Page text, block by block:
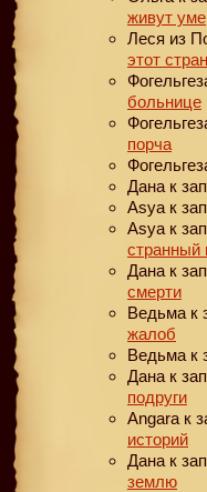
живут
Леся из
этот
больнице
порча
Дана к
Asya к
Asya к
странный
Дана к
смерти
Ведьма к
жалоб
Ведьма к
Дана к
подруги
Angara к
историй
Дана к
землю